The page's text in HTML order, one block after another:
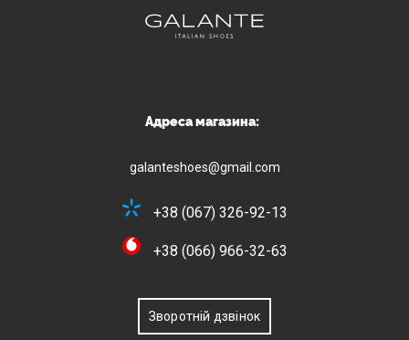
Адреса магазина:
galanteshoes@gmail.com
+38 (067) 326-92-13
+38 (066) 966-32-63
Зворотній дзвінок